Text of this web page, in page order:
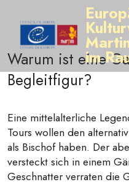
im
Warum ist eine
Begleitfigur?
Eine mittelalterliche
Tours wollen den
als Bischof haben. Der
versteckt sich in einem
Geschnatter verraten die